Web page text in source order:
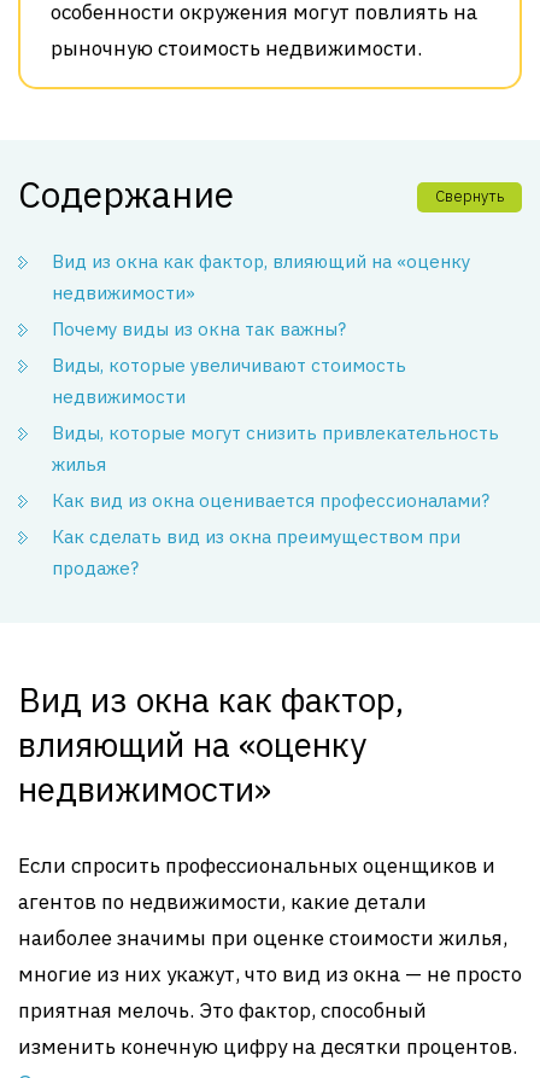
особенности окружения могут повлиять на
рыночную стоимость недвижимости.
Содержание Свернуть
Вид из окна как фактор, влияющий на «оценку
недвижимости»
Почему виды из окна так важны?
Виды, которые увеличивают стоимость
недвижимости
Виды, которые могут снизить привлекательность
жилья
Как вид из окна оценивается профессионалами?
Как сделать вид из окна преимуществом при
продаже?
Вид из окна как фактор,
влияющий на «оценку
недвижимости»
Если спросить профессиональных оценщиков и
агентов по недвижимости, какие детали
наиболее значимы при оценке стоимости жилья,
многие из них укажут, что вид из окна — не просто
приятная мелочь. Это фактор, способный
изменить конечную цифру на десятки процентов.